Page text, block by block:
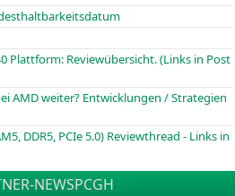
Plattform: Reviewübersicht. (Links in Post
AMD weiter? Entwicklungen / Strategien
DDR5, PCIe 5.0) Reviewthread - Links in
NEWSPCGH